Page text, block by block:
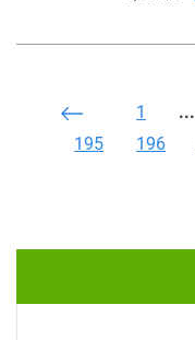
1 ...
195
196